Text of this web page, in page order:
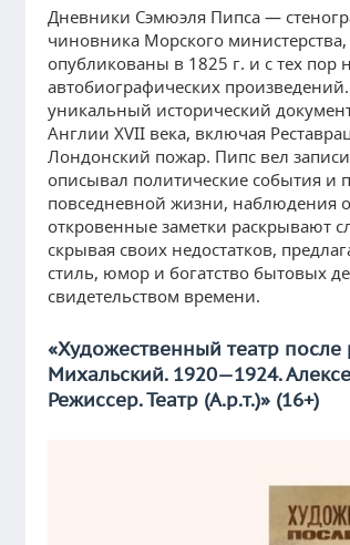
Дневники Сэмюэля Пипса —
чиновника Морского
опубликованы в 1825 г. и с тех пор
автобиографических
уникальный исторический
Англии XVII века, включая
Лондонский пожар. Пипс вел
описывал политические события и
повседневной жизни, наблюдения
откровенные заметки раскрывают
скрывая своих недостатков,
стиль, юмор и богатство бытовых
свидетельством времени.
«Художественный театр
Михальский. 1920—1924.
Режиссер. Театр (А.р.т.)» (16+)